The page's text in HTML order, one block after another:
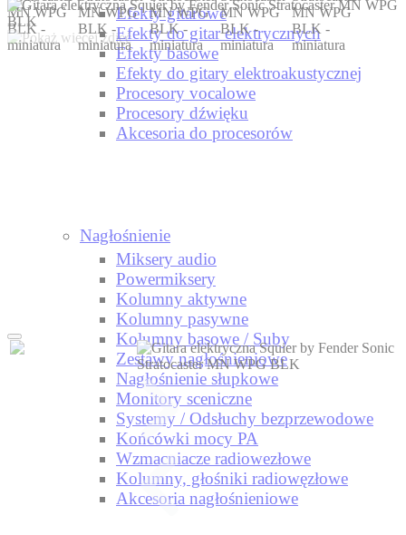
Efekty gitarowe
Efekty do gitar elektrycznych
Efekty basowe
Efekty do gitary elektroakustycznej
Procesory vocalowe
Procesory dźwięku
Akcesoria do procesorów
Nagłośnienie
Miksery audio
Powermiksery
Kolumny aktywne
Kolumny pasywne
Kolumny basowe / Suby
Zestawy nagłośnieniowe
Nagłośnienie słupkowe
Monitory sceniczne
Systemy / Odsłuchy bezprzewodowe
Końcówki mocy PA
Wzmacniacze radiowezłowe
Kolumny, głośniki radiowęzłowe
Akcesoria nagłośnieniowe